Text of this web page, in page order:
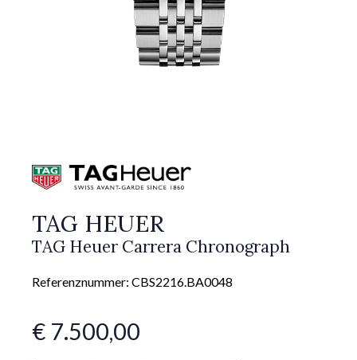
TAG HEUER
TAG Heuer Carrera Chronograph
Referenznummer: CBS2216.BA0048
€ 7.500,00